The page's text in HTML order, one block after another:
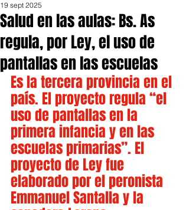
Salud en las aulas: Bs. As
regula, por Ley, el uso de
pantallas en las escuelas
19 sept 2025
Es la tercera provincia en el
país. El proyecto regula “el
uso de pantallas en la
primera infancia y en las
escuelas primarias”. El
proyecto de Ley fue
elaborado por el peronista
Emmanuel Santalla y la